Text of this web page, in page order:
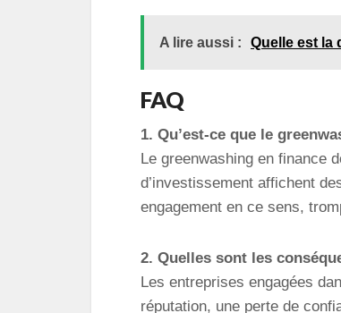
A lire aussi : Quelle est la
FAQ
1. Qu’est-ce que le
Le greenwashing en finance
d’investissement affichent
engagement en ce sens,
2. Quelles sont les
Les entreprises engagées
réputation, une perte de